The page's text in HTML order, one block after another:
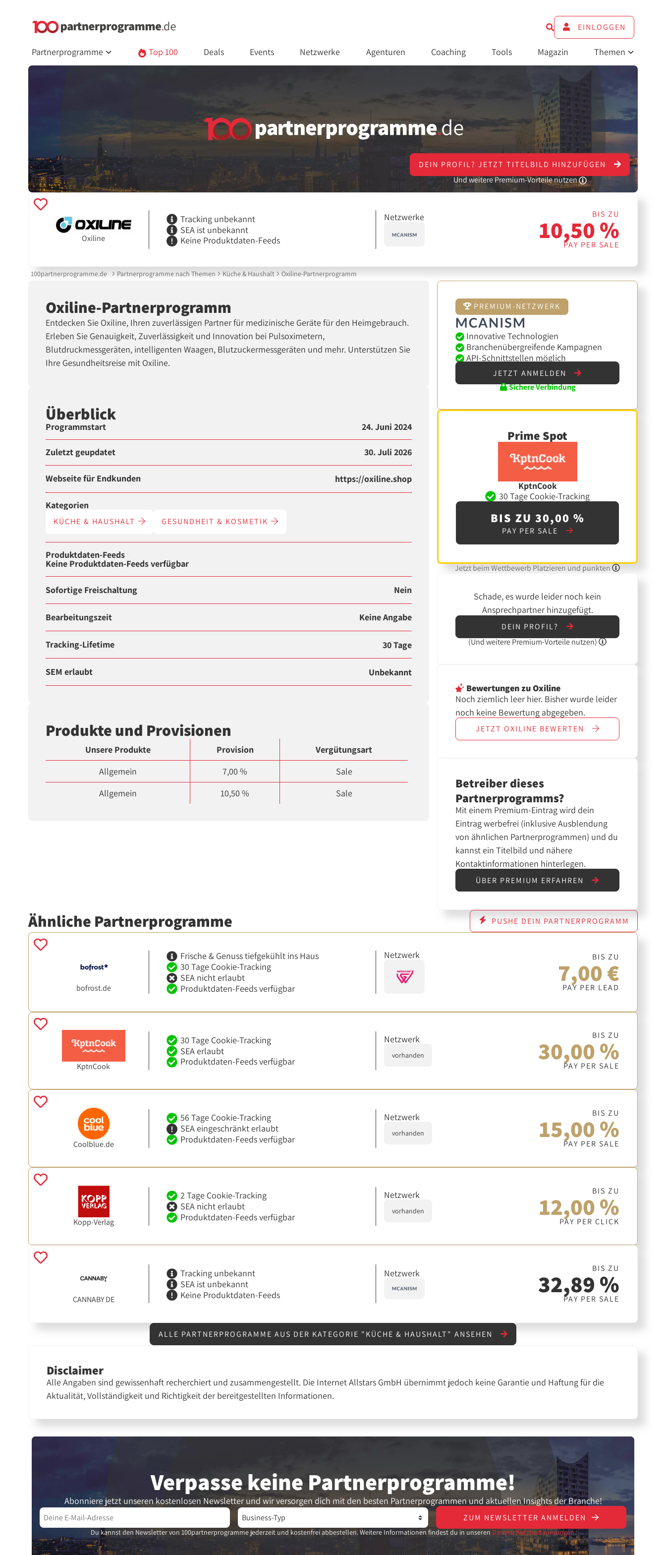
EINLOGGEN
Partnerprogramme Top 100 Deals Events Netzwerke Agenturen Coaching Tools Magazin Themen
DEIN PROFIL? JETZT TITELBILD HINZUFÜGEN
Und weitere Premium-Vorteile nutzen
Oxiline
Tracking unbekannt
SEA ist unbekannt
Keine Produktdaten-Feeds
Netzwerke BIS ZU
10,50 %
PAY PER SALE
100partnerprogramme.de Partnerprogramme nach Themen Küche & Haushalt Oxiline-Partnerprogramm
Oxiline-Partnerprogramm
Entdecken Sie Oxiline, Ihren zuverlässigen Partner für medizinische Geräte für den Heimgebrauch.
Erleben Sie Genauigkeit, Zuverlässigkeit und Innovation bei Pulsoximetern,
Blutdruckmessgeräten, intelligenten Waagen, Blutzuckermessgeräten und mehr. Unterstützen Sie
Ihre Gesundheitsreise mit Oxiline.
Überblick
Programmstart 24. Juni 2024
Zuletzt geupdatet 30. Juli 2026
Webseite für Endkunden https://oxiline.shop
Kategorien
KÜCHE & HAUSHALT GESUNDHEIT & KOSMETIK
Produktdaten-Feeds
Keine Produktdaten-Feeds verfügbar
Sofortige Freischaltung Nein
Bearbeitungszeit Keine Angabe
Tracking-Lifetime 30 Tage
SEM erlaubt Unbekannt
Produkte und Provisionen
Unsere Produkte Provision
Vergütungsart
Allgemein
7,00 %
Sale
Allgemein
10,50 % Sale
PREMIUM-NETZWERK
Innovative Technologien
Branchenübergreifende Kampagnen
API-Schnittstellen möglich
JETZT ANMELDEN
Sichere Verbindung
Prime Spot
KptnCook
30 Tage Cookie-Tracking
BIS ZU 30,00 %
PAY PER SALE
Jetzt beim Wettbewerb Platzieren und punkten
Schade, es wurde leider noch kein
Ansprechpartner hinzugefügt.
DEIN PROFIL?
(UndweiterePremium-Vorteile nutzen)
Bewertungenzu Oxiline
Noch ziemlich leer hier. Bisher wurde leider
noch keine Bewertung abgegeben.
JETZT OXILINE BEWERTEN
Betreiber dieses
Partnerprogramms?
Mit einem Premium-Eintrag wird dein
Eintrag werbefrei (inklusive Ausblendung
von ähnlichen Partnerprogrammen) und du
kannst ein Titelbild und nähere
Kontaktinformationen hinterlegen.
ÜBER PREMIUM ERFAHREN
Ähnliche Partnerprogramme PUSHE DEIN PARTNERPROGRAMM
bofrost.de
Frische & Genuss tiefgekühlt ins Haus
30 Tage Cookie-Tracking
SEA nicht erlaubt
Produktdaten-Feeds verfügbar
Netzwerk BIS ZU
7,00 €
PAY PER LEAD
KptnCook
30 Tage Cookie-Tracking
SEA erlaubt
Produktdaten-Feeds verfügbar
Netzwerk
vorhanden
BIS ZU
30,00 %
PAY PER SALE
Coolblue.de
56 Tage Cookie-Tracking
SEA eingeschränkt erlaubt
Produktdaten-Feeds verfügbar
Netzwerk
vorhanden
BIS ZU
15,00 %
PAY PER SALE
Kopp-Verlag
2 Tage Cookie-Tracking
SEA nicht erlaubt
Produktdaten-Feeds verfügbar
Netzwerk
vorhanden
BIS ZU
12,00 %
PAY PER CLICK
CANNABY DE
Tracking unbekannt
SEA ist unbekannt
Keine Produktdaten-Feeds
Netzwerk BIS ZU
32,89 %
PAY PER SALE
ALLE PARTNERPROGRAMME AUS DER KATEGORIE "KÜCHE & HAUSHALT" ANSEHEN
Disclaimer
Alle Angaben sind gewissenhaft recherchiert und zusammengestellt. Die Internet Allstars GmbH übernimmt jedoch keine Garantie und Haftung für die
Aktualität, Vollständigkeit und Richtigkeit der bereitgestellten Informationen.
Verpasse keine Partner­programme!
Abonniere jetzt unseren kostenlosen Newsletter und wir versorgen dich mit den besten Partnerprogrammen und aktuellen Insights der Branche!
ZUM NEWSLETTER ANMELDEN
Du kannst den Newsletter von 100partnerprogramme jederzeit und kostenfrei abbestellen. Weitere Informationen findest du in unseren Datenschutzbestimmungen.